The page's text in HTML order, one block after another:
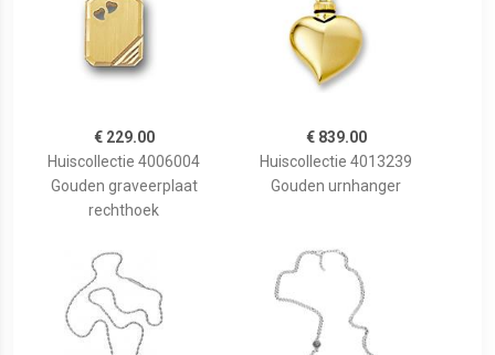
€ 229.00
Huiscollectie 4006004
Gouden graveerplaat
rechthoek
€ 839.00
Huiscollectie 4013239
Gouden urnhanger